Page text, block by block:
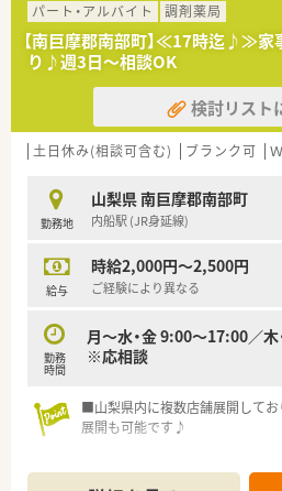
◎薬剤師さんの業務効率化の為
◎自動薬剤ピッキング装置などを
業務スピードを高めながら調剤
◎ドライブスルーでのお薬のお渡
も
対応しています
パート・アルバイト
調剤薬局
【南巨摩郡南部町】≪17時迄♪≫家
り♪週3日～相談OK
検討リスト
土日休み(相談可含む) ブランク可
勤務地
山梨県 南巨摩郡南部町
内船駅 (JR身延線)
給与
時給2,000円～2,500円
ご経験により異なる
勤務
時間
月～水・金 9:00～17:00／
※応相談
■山梨県内に複数店舗展開してお
展開も可能です♪